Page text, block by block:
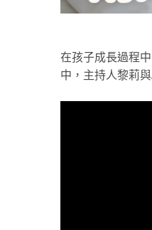
在孩子成長過程
中，主持人黎莉